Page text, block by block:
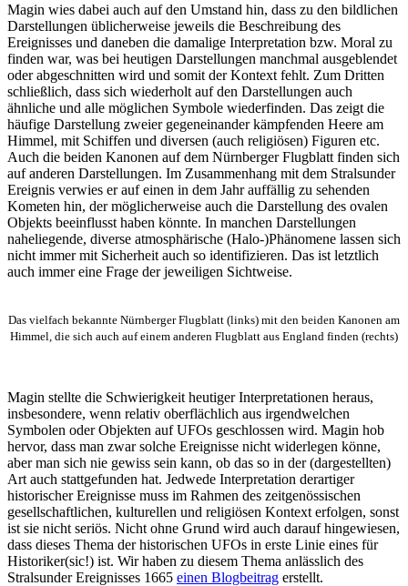
Magin wies dabei auch auf den Umstand hin, dass zu den bildlichen
Darstellungen üblicherweise jeweils die Beschreibung des
Ereignisses und daneben die damalige Interpretation bzw. Moral zu
finden war, was bei heutigen Darstellungen manchmal ausgeblendet
oder abgeschnitten wird und somit der Kontext fehlt. Zum Dritten
schließlich, dass sich wiederholt auf den Darstellungen auch
ähnliche und alle möglichen Symbole wiederfinden. Das zeigt die
häufige Darstellung zweier gegeneinander kämpfenden Heere am
Himmel, mit Schiffen und diversen (auch religiösen) Figuren etc.
Auch die beiden Kanonen auf dem Nürnberger Flugblatt finden sich
auf anderen Darstellungen. Im Zusammenhang mit dem Stralsunder
Ereignis verwies er auf einen in dem Jahr auffällig zu sehenden
Kometen hin, der möglicherweise auch die Darstellung des ovalen
Objekts beeinflusst haben könnte. In manchen Darstellungen
naheliegende, diverse atmosphärische (Halo-)Phänomene lassen sich
nicht immer mit Sicherheit auch so identifizieren. Das ist letztlich
auch immer eine Frage der jeweiligen Sichtweise.
Das vielfach bekannte Nürnberger Flugblatt (links) mit den beiden Kanonen am
Himmel, die sich auch auf einem anderen Flugblatt aus England finden (rechts)
Magin stellte die Schwierigkeit heutiger Interpretationen heraus,
insbesondere, wenn relativ oberflächlich aus irgendwelchen
Symbolen oder Objekten auf UFOs geschlossen wird. Magin hob
hervor, dass man zwar solche Ereignisse nicht widerlegen könne,
aber man sich nie gewiss sein kann, ob das so in der (dargestellten)
Art auch stattgefunden hat. Jedwede Interpretation derartiger
historischer Ereignisse muss im Rahmen des zeitgenössischen
gesellschaftlichen, kulturellen und religiösen Kontext erfolgen, sonst
ist sie nicht seriös. Nicht ohne Grund wird auch darauf hingewiesen,
dass dieses Thema der historischen UFOs in erste Linie eines für
Historiker(sic!) ist. Wir haben zu diesem Thema anlässlich des
Stralsunder Ereignisses 1665 einen Blogbeitrag erstellt.